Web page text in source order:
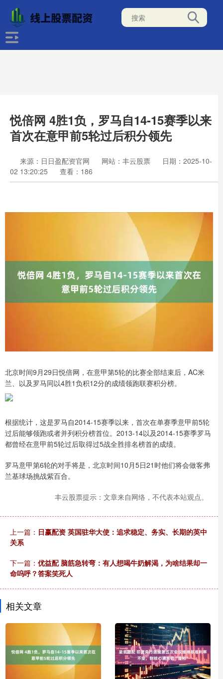
悦倍网 4胜1负，罗马自14-15赛季以来
首次在意甲前5轮过后积分领先
来源：日日盈配资官网 网站：丰云股票
日期：2025-10-
02 13:20:25
查看：186
北京时间9月29日悦倍网，在意甲第5轮的比赛全部结束后，AC米
兰、以及罗马同以4胜1负积12分的成绩领跑联赛积分榜。
根据统计，这是罗马自2014-15赛季以来，首次在单赛季意甲前5轮
过后能够领跑或者并列积分榜首位。2013-14以及2014-15赛季罗马
都曾经在意甲前5轮过后取得过5战全胜排名榜首的成绩。
罗马意甲第6轮的对手将是，北京时间10月5日21时他们将会做客弗
兰基球场挑战紫百合。
丰云股票提示：文章来自网络，不代表本站观点。
上一篇： 日赢配资 英国驻华大使：追求稳定、务实、长期的英中
关系
下一篇： 优益配 脑筋急转弯：有人想喝牛奶解渴，为啥结果却一
命呜呼？答案笑死人
相关文章